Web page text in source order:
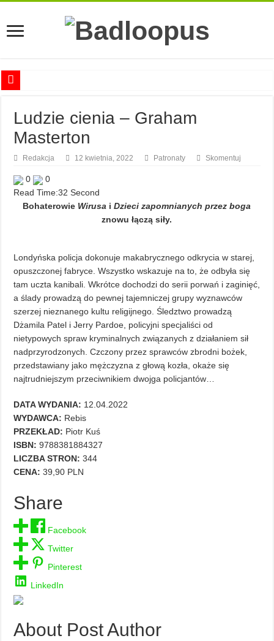
Najciekawsze książki o kobietach nauki
Najlepsze mangi dla dorosłych
Najciekawsze zapowiedzi komiksowe na 2023 rok
Ludzie cienia – Graham
Masterton
Redakcja 12 kwietnia, 2022 Patronaty Skomentuj
0
0
Read Time:32 Second
Bohaterowie Wirusa iDzieci zapomnianych przez boga
znowu łączą siły.
Londyńska policja dokonuje makabrycznego odkrycia w starej,
opuszczonej fabryce. Wszystko wskazuje na to, że odbyła się
tam uczta kanibali. Wkrótce dochodzi do serii porwań i zaginięć,
a ślady prowadzą do pewnej tajemniczej grupy wyznawców
szerzej nieznanego kultu religijnego. Śledztwo prowadzą
Dżamila Patel i Jerry Pardoe, policyjni specjaliści od
nietypowych spraw kryminalnych związanych z działaniem sił
nadprzyrodzonych. Czczony przez sprawców zbrodni bożek,
przedstawiany jako mężczyzna z głową kozła, okaże się
najtrudniejszym przeciwnikiem dwojga policjantów…
DATA WYDANIA: 12.04.2022
WYDAWCA: Rebis
PRZEKŁAD: Piotr Kuś
ISBN:9788381884327
LICZBA STRON:344
CENA:39,90 PLN
Share
Facebook
Twitter
Pinterest
LinkedIn
About Post Author